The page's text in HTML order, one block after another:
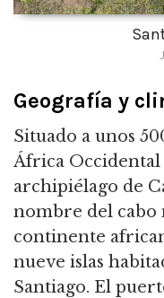
Geografía y
Situado a unos
África Occidental
archipiélago de
nombre del cabo
continente
nueve islas
Santiago. El